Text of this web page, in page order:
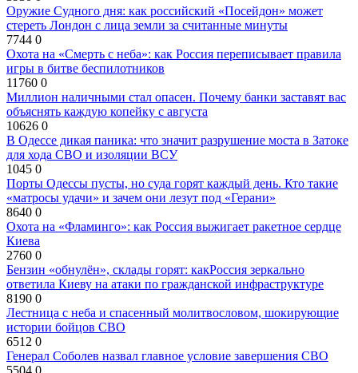
Оружие Судного дня: как российский «Посейдон» может
стереть Лондон с лица земли за считанные минуты
7744 0
Охота на «Смерть с неба»: как Россия переписывает правила
игры в битве беспилотников
11760 0
Миллион наличными стал опасен. Почему банки заставят вас
объяснять каждую копейку с августа
10626 0
В Одессе дикая паника: что значит разрушение моста в Затоке
для хода СВО и изоляции ВСУ
1045 0
Порты Одессы пусты, но суда горят каждый день. Кто такие
«матросы удачи» и зачем они лезут под «Герани»
8640 0
Охота на «Фламинго»: как Россия выжигает ракетное сердце
Киева
2760 0
Бензин «обнулён», склады горят: какРоссия зеркально
ответила Киеву на атаки по гражданской инфраструктуре
8190 0
Лестница с неба и спасенный молитвословом, шокирующие
истории бойцов СВО
6512 0
Генерал Соболев назвал главное условие завершения СВО
5504 0